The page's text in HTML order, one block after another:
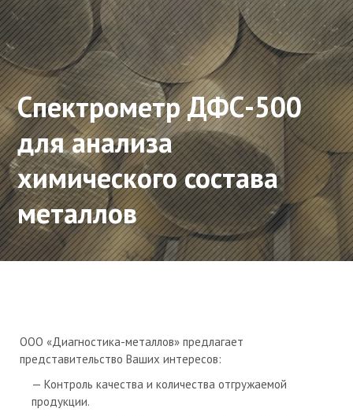
Спектрометр ДФС-500
для анализа
химического состава
металлов
ООО «Диагностика-металлов» предлагает
представительство Ваших интересов:
Контроль качества и количества отгружаемой
продукции.